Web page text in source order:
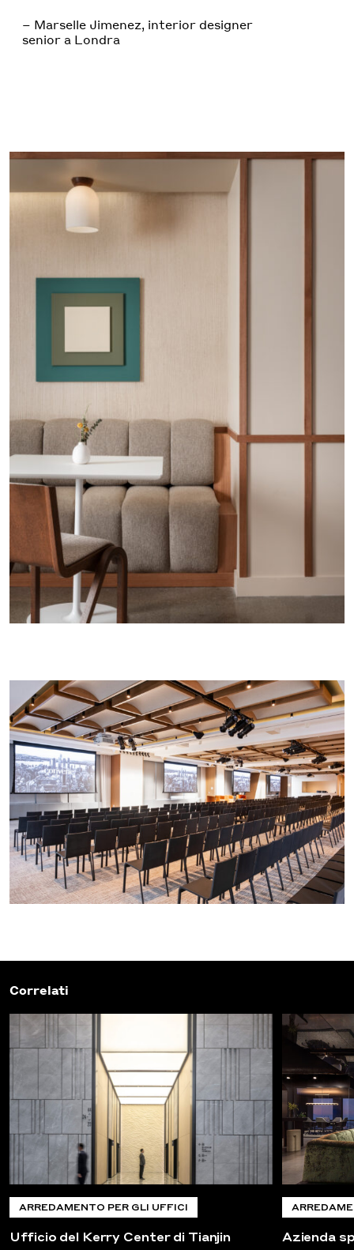
– Marselle Jimenez, interior designer
senior a Londra
Correlati
ARREDAMENTO PER GLI UFFICI
Ufficio del Kerry Center di Tianjin
Azienda